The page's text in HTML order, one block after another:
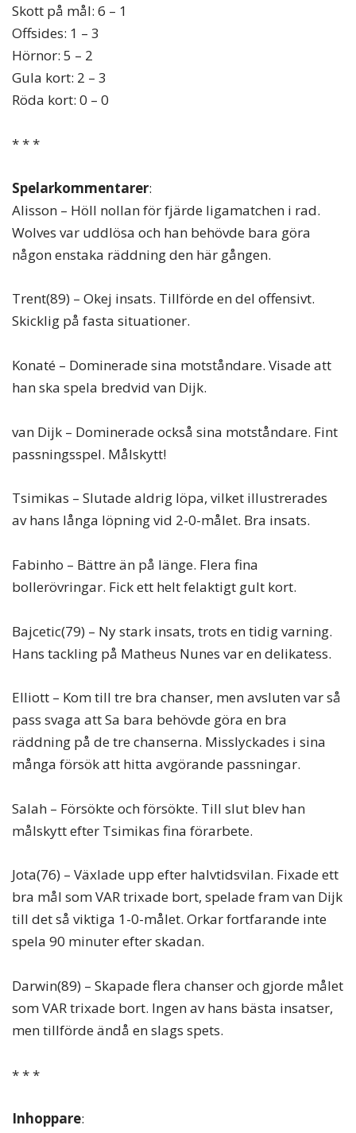
Skott på mål: 6 – 1
Offsides: 1 – 3
Hörnor: 5 – 2
Gula kort: 2 – 3
Röda kort: 0 – 0
* * *
Spelarkommentarer:
Alisson – Höll nollan för fjärde ligamatchen i rad.
Wolves var uddlösa och han behövde bara göra
någon enstaka räddning den här gången.
Trent(89) – Okej insats. Tillförde en del offensivt.
Skicklig på fasta situationer.
Konaté – Dominerade sina motståndare. Visade att
han ska spela bredvid van Dijk.
van Dijk – Dominerade också sina motståndare. Fint
passningsspel. Målskytt!
Tsimikas – Slutade aldrig löpa, vilket illustrerades
av hans långa löpning vid 2-0-målet. Bra insats.
Fabinho – Bättre än på länge. Flera fina
bollerövringar. Fick ett helt felaktigt gult kort.
Bajcetic(79) – Ny stark insats, trots en tidig varning.
Hans tackling på Matheus Nunes var en delikatess.
Elliott – Kom till tre bra chanser, men avsluten var så
pass svaga att Sa bara behövde göra en bra
räddning på de tre chanserna. Misslyckades i sina
många försök att hitta avgörande passningar.
Salah – Försökte och försökte. Till slut blev han
målskytt efter Tsimikas fina förarbete.
Jota(76) – Växlade upp efter halvtidsvilan. Fixade ett
bra mål som VAR trixade bort, spelade fram van Dijk
till det så viktiga 1-0-målet. Orkar fortfarande inte
spela 90 minuter efter skadan.
Darwin(89) – Skapade flera chanser och gjorde målet
som VAR trixade bort. Ingen av hans bästa insatser,
men tillförde ändå en slags spets.
* * *
Inhoppare: